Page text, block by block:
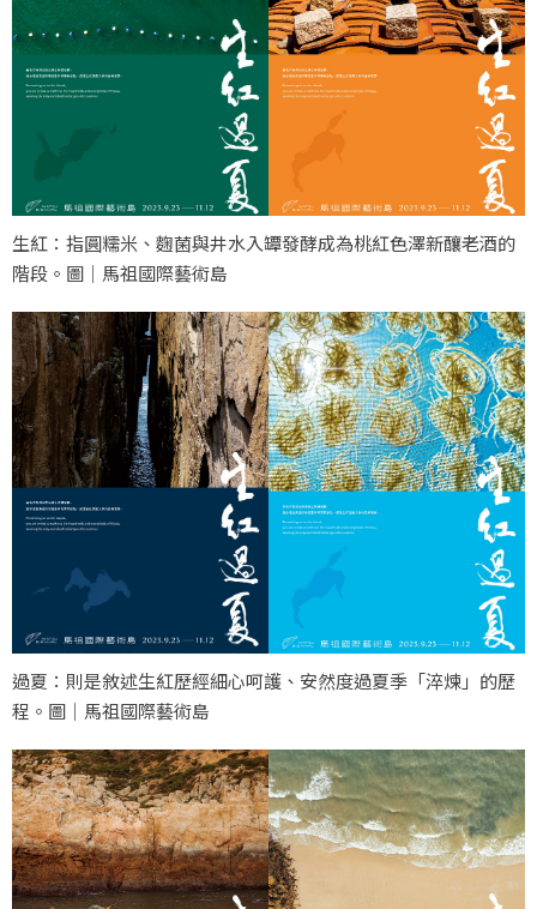
生紅：指圓糯米、麴菌與井水入罈發酵成為桃紅色澤新釀老酒的
階段。圖｜馬祖國際藝術島
過夏：則是敘述生紅歷經細心呵護、安然度過夏季「淬煉」的歷
程。圖｜馬祖國際藝術島